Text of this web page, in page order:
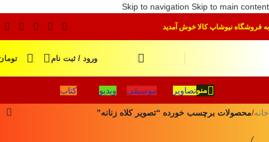
Skip to navigation Skip to main content
به فروشگاه نیوشاپ کالا خوش آمدید
ورود / ثبت نام
منوتصاویر موسیقی ویدیو کتاب
خانه/محصولات برچسب خورده “تصویر کلاه زنانه”